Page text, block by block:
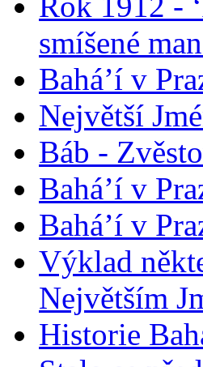
smíšené
Bahá’í v
Největší
Báb -
Bahá’í v
Bahá’í v
Výklad
Největším
Historie